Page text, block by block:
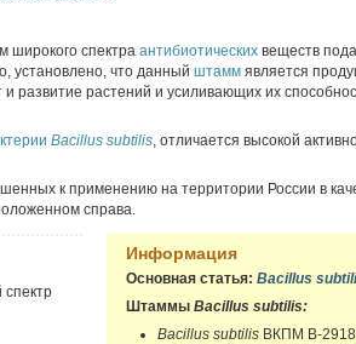
характеристики
Класс опасности
широкого спектра антибиотических веществ
установлено, что данный штамм является
развитие растений и усиливающих их
Bacillus subtilis, отличается высокой
к применению на территории России в
справа.
Информация
Основная статья: Bacillus
Штаммы Bacillus subtilis:
Bacillus subtilis ВКПМ В-